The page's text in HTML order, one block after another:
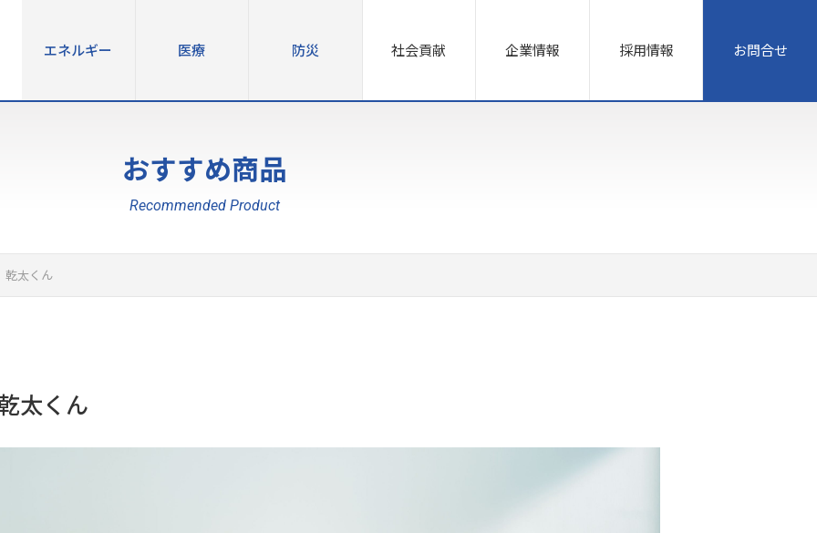
エネルギー 医療 防災 社会貢献 企業情報 採用情報 お問合せ
おすすめ商品
Recommended Product
乾太くん
太くん